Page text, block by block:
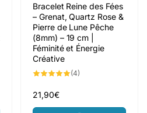
Bracelet Reine des Fées
– Grenat, Quartz Rose &
Pierre de Lune Pêche
(8mm) – 19 cm |
Féminité et Énergie
Créative
(4)
Prix
habituel
21,90€